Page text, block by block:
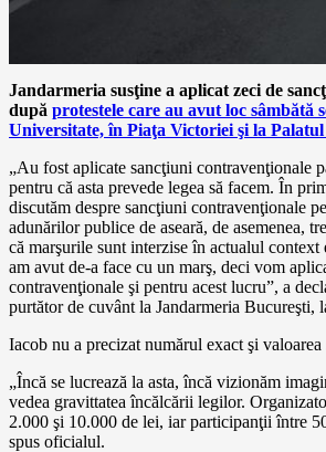
Jandarmeria susţine a aplicat zeci de
după protestele care au avut loc sâmbătă
Universitate, în Piaţa Victoriei şi la
„Au fost aplicate sancţiuni contravenţionale
pentru că asta prevede legea să facem. În
discutăm despre sancţiuni contravenţionale
adunărilor publice de aseară, de asemenea,
că marşurile sunt interzise în actualul
am avut de-a face cu un marş, deci vom
contravenţionale şi pentru acest lucru”, a
purtător de cuvânt la Jandarmeria Bucureşti,
Iacob nu a precizat numărul exact şi
„Încă se lucrează la asta, încă vizionăm
vedea gravittatea încălcării legilor.
2.000 şi 10.000 de lei, iar participanţii între
spus oficialul.